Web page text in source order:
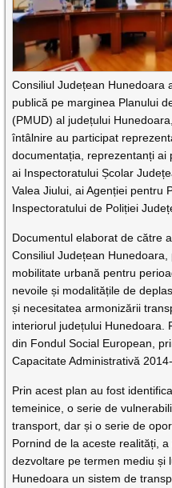
Consiliul Județean Hunedoara
publică pe marginea Planului
(PMUD) al județului
întâlnire au participat
documentația, reprezentanți ai
ai Inspectoratului Școlar
Valea Jiului, ai Agenției pentru
Inspectoratului de Poliției
Documentul elaborat de către
Consiliul Județean
mobilitate urbană pentru
nevoile și modalitățile de
și necesitatea armonizării
interiorul județului Hunedoara.
din Fondul Social European,
Capacitate Administrativă
Prin acest plan au fost
temeinice, o serie de
transport, dar și o serie de
Pornind de la aceste realități,
dezvoltare pe termen mediu și
Hunedoara un sistem de